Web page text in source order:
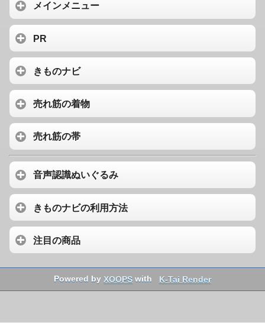
メインメニュー
PR
きものナビ
売れ筋の着物
売れ筋の帯
音声認識ぬいぐるみ
きものナビの利用方法
注目の商品
Powered byXOOPS with K-Tai Render